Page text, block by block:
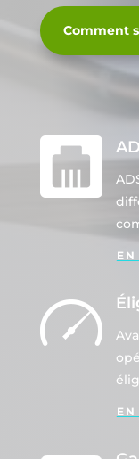
Comment